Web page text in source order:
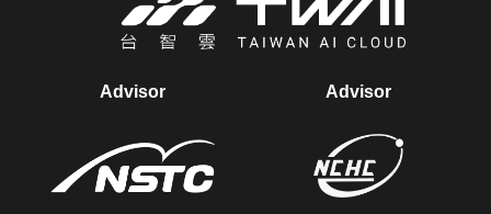
另
開
Advisor
另
開
Advisor
另
開